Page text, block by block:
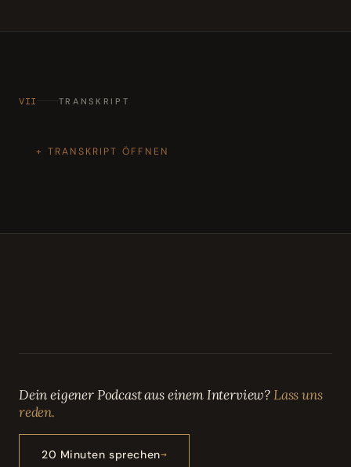
VII TRANSKRIPT
TRANSKRIPT ÖFFNEN
Dein eigener Podcast aus einem Interview?Lass uns
reden.
20 Minuten sprechen